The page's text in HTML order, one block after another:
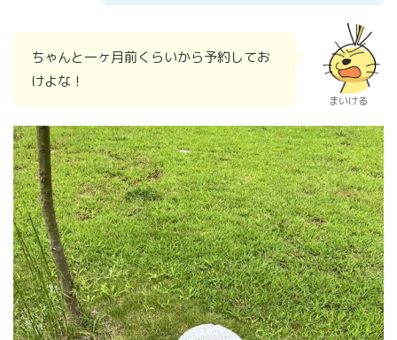
ちゃんと一ヶ月前くらいから予約してお
けよな！
まいける